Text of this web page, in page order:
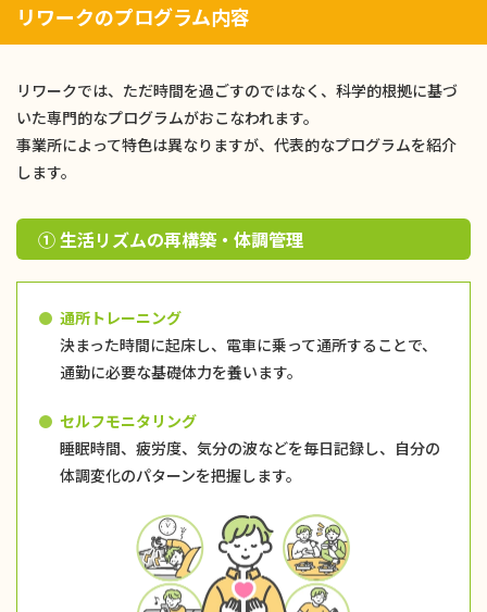
リワークのプログラム内容
リワークでは、ただ時間を過ごすのではなく、科学的根拠に基づ
いた専門的なプログラムがおこなわれます。
事業所によって特色は異なりますが、代表的なプログラムを紹介
します。
① 生活リズムの再構築・体調管理
通所トレーニング
決まった時間に起床し、電車に乗って通所することで、
通勤に必要な基礎体力を養います。
セルフモニタリング
睡眠時間、疲労度、気分の波などを毎日記録し、自分の
体調変化のパターンを把握します。